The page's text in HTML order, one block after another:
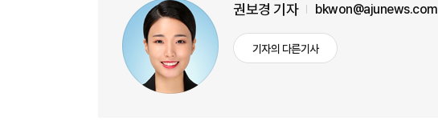
권보경 기자 bkwon@ajunews.com
기자의 다른기사